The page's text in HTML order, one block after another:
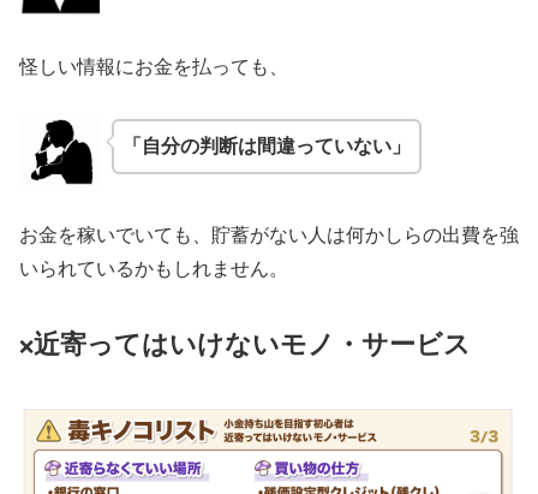
怪しい情報にお金を払っても、
「自分の判断は間違っていない」
お金を稼いでいても、貯蓄がない人は何かしらの出費を強
いられているかもしれません。
❌近寄ってはいけないモノ・サービス